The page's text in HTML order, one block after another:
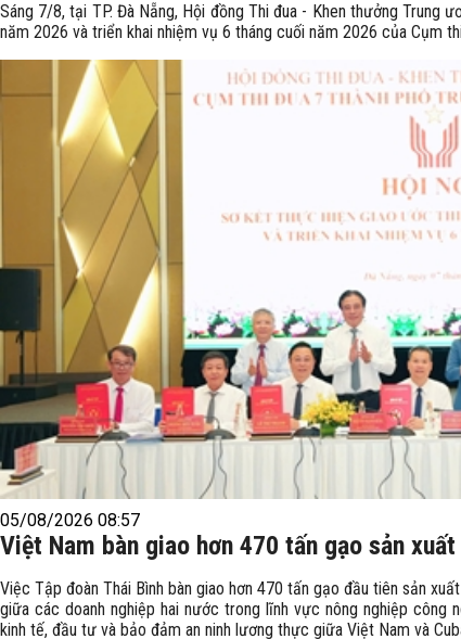
Sáng 7/8, tại TP. Đà Nẵng, Hội đồng Thi đua - Khen thưởng
năm 2026 và triển khai nhiệm vụ 6 tháng cuối năm 2026 của Cụm
05/08/2026 08:57
Việt Nam bàn giao hơn 470 tấn gạo sản
Việc Tập đoàn Thái Bình bàn giao hơn 470 tấn gạo đầu tiên sản
giữa các doanh nghiệp hai nước trong lĩnh vực nông nghiệp
kinh tế, đầu tư và bảo đảm an ninh lương thực giữa Việt Nam và